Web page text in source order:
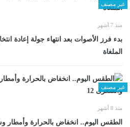
غير مصنف
منذ 7 أشهر
الملغاة
غير مصنف
منذ 8 أشهر